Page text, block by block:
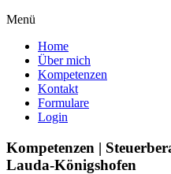
Menü
Home
Über mich
Kompetenzen
Kontakt
Formulare
Login
Kompetenzen |
Lauda-Königshofen